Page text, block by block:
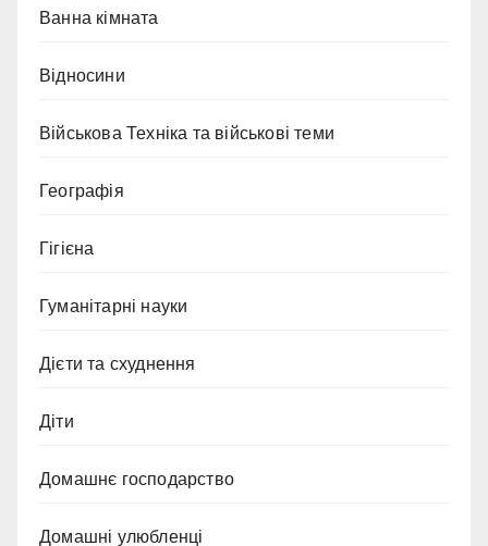
Ванна кімната
Відносини
Військова Техніка та військові теми
Географія
Гігієна
Гуманітарні науки
Дієти та схуднення
Діти
Домашнє господарство
Домашні улюбленці